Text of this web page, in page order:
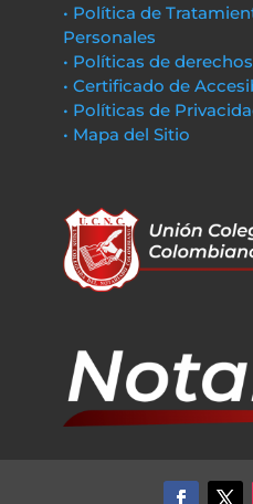
• Política de
Personales
• Políticas de
• Certificado de
• Políticas de
• Mapa del Sitio